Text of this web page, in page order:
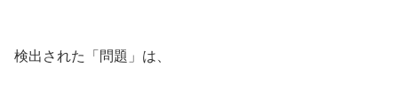
検出された「問題」は、